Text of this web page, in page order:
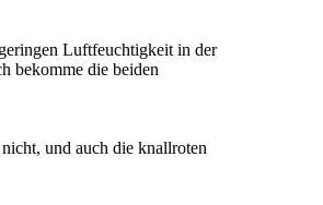
Luftfeuchtigkeit in der
bekomme die beiden
und auch die knallroten